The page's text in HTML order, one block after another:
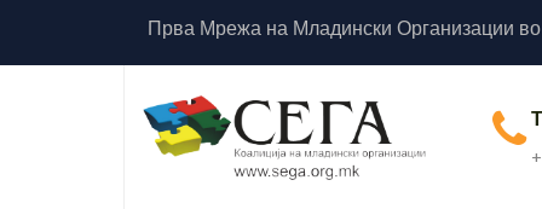
Прва Мрежа на Младински Организации